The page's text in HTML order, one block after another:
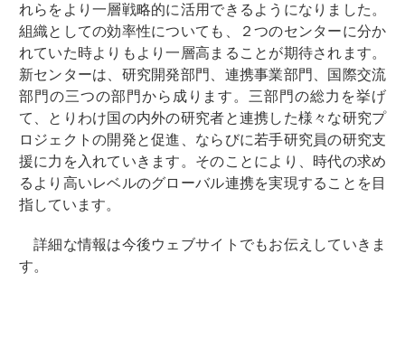
れらをより一層戦略的に活用できるようになりました。
組織としての効率性についても、２つのセンターに分か
れていた時よりもより一層高まることが期待されます。
新センターは、研究開発部門、連携事業部門、国際交流
部門の三つの部門から成ります。三部門の総力を挙げ
て、とりわけ国の内外の研究者と連携した様々な研究プ
ロジェクトの開発と促進、ならびに若手研究員の研究支
援に力を入れていきます。そのことにより、時代の求め
るより高いレベルのグローバル連携を実現することを目
指しています。
詳細な情報は今後ウェブサイトでもお伝えしていきま
す。